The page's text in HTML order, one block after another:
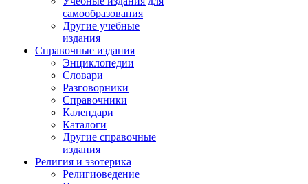
самообразования
Другие учебные
издания
Справочные издания
Энциклопедии
Словари
Разговорники
Справочники
Календари
Каталоги
Другие справочные
издания
Религия и эзотерика
Религиоведение